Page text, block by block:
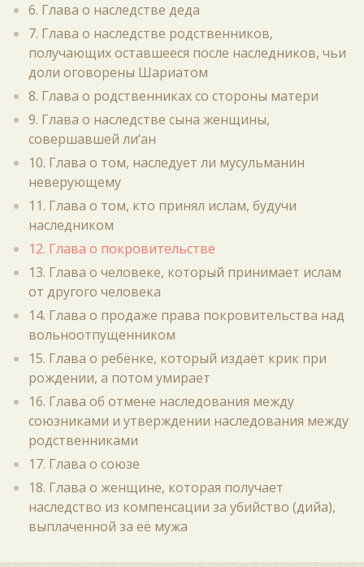
6. Глава о наследстве деда
7. Глава о наследстве родственников,
получающих оставшееся после наследников, чьи
доли оговорены Шариатом
8. Глава о родственниках со стороны матери
9. Глава о наследстве сына женщины,
совершавшей ли‘ан
10. Глава о том, наследует ли мусульманин
неверующему
11. Глава о том, кто принял ислам, будучи
наследником
12. Глава о покровительстве
13. Глава о человеке, который принимает ислам
от другого человека
14. Глава о продаже права покровительства над
вольноотпущенником
15. Глава о ребёнке, который издаёт крик при
рождении, а потом умирает
16. Глава об отмене наследования между
союзниками и утверждении наследования между
родственниками
17. Глава о союзе
18. Глава о женщине, которая получает
наследство из компенсации за убийство (дийа),
выплаченной за её мужа